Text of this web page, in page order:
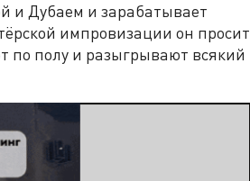
и Дубаем и зарабатывает
импровизации он просит
по полу и разыгрывают всякий